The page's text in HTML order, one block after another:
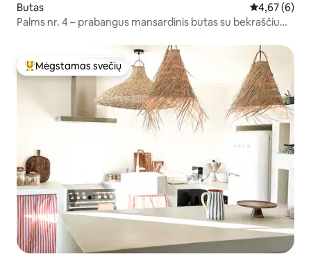
Butas Vidutinis
4,67 (6)
Palms nr. 4 – prabangus mansardinis butas su bekraščiu
Svečių mėgstamiausias
Mėgstamas svečių